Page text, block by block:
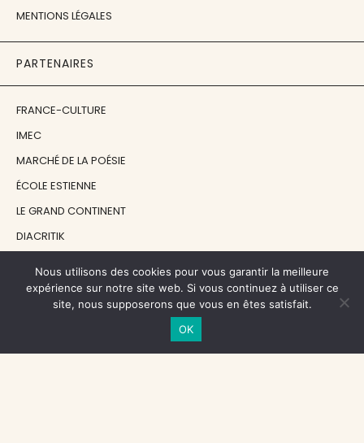
MENTIONS LÉGALES
PARTENAIRES
FRANCE-CULTURE
IMEC
MARCHÉ DE LA POÉSIE
ÉCOLE ESTIENNE
LE GRAND CONTINENT
DIACRITIK
NOS SOUTIENS
CENTRE NATIONAL DU LIVRE
Nous utilisons des cookies pour vous garantir la meilleure
expérience sur notre site web. Si vous continuez à utiliser ce
site, nous supposerons que vous en êtes satisfait.
OK